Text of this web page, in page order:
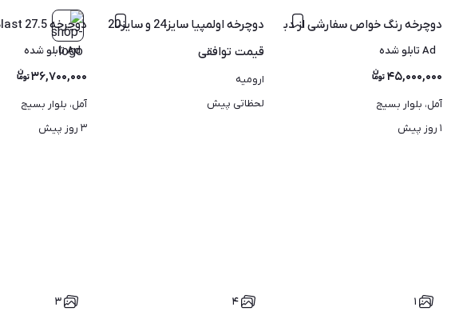
دوچرخه رنگ خواص سفارشی از دبی تاشو فوری
Ad تابلو شده
۴۵,۰۰۰,۰۰۰
آمل، بلوار بسیج
۱ روز پیش
دوچرخه اولمپیا سایز24 و سایز20
قیمت توافقی
ارومیه
لحظاتی پیش
دوچرخه 27.5 Blast ترمز هیدرولیک ست24 دنده مشابه نو
Ad تابلو شده
۳۶,۷۰۰,۰۰۰
آمل، بلوار بسیج
۳ روز پیش
۱ ۴ ۳